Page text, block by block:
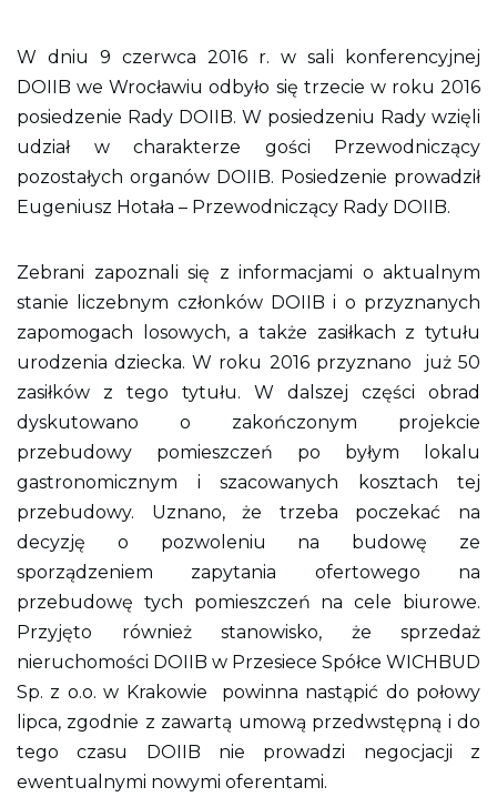
k
p
d
f
d
o
w
y
r
o
w
a
i
a
c
a
ł
e
s
t
r
o
y
W dniu 9 czerwca 2016 r. w sali konferencyjnej
DOIIB we Wrocławiu odbyło się trzecie w roku 2016
posiedzenie Rady DOIIB. W posiedzeniu Rady wzięli
udział w charakterze gości Przewodniczący
pozostałych organów DOIIB. Posiedzenie prowadził
Eugeniusz Hotała – Przewodniczący Rady DOIIB.
Zebrani zapoznali się z informacjami o aktualnym
stanie liczebnym członków DOIIB i o przyznanych
zapomogach losowych, a także zasiłkach z tytułu
urodzenia dziecka. W roku 2016 przyznano już 50
zasiłków z tego tytułu. W dalszej części obrad
dyskutowano o zakończonym projekcie
przebudowy pomieszczeń po byłym lokalu
gastronomicznym i szacowanych kosztach tej
przebudowy. Uznano, że trzeba poczekać na
decyzję o pozwoleniu na budowę ze
sporządzeniem zapytania ofertowego na
przebudowę tych pomieszczeń na cele biurowe.
Przyjęto również stanowisko, że sprzedaż
nieruchomości DOIIB w Przesiece Spółce WICHBUD
Sp. z o.o. w Krakowie powinna nastąpić do połowy
lipca, zgodnie z zawartą umową przedwstępną i do
tego czasu DOIIB nie prowadzi negocjacji z
ewentualnymi nowymi oferentami.